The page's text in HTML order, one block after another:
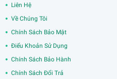
Liên Hệ
Về Chúng Tôi
Chính Sách Bảo Mật
Điểu Khoản Sử Dụng
Chính Sách Bảo Hành
Chính Sách Đổi Trả